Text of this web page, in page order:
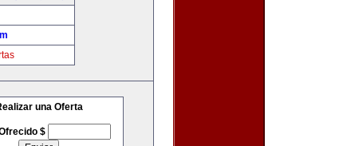
una Oferta
$